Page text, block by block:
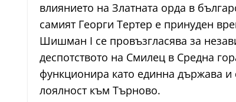
влиянието на Златната орда в
самият Георги Тертер е принуден
Шишман I се провъзгласява за
деспотството на Смилец в Средна
функционира като единна държава
лоялност към Търново.